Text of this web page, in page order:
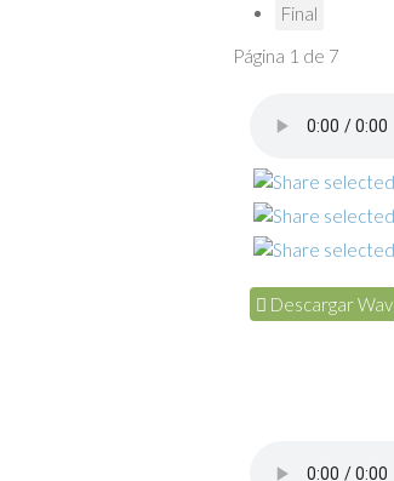
Descargar Wav
Final
Página 1 de 7